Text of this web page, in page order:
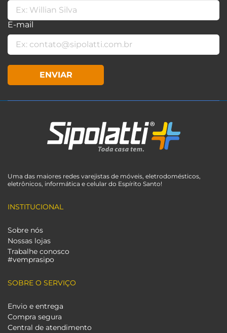
E-mail
ENVIAR
Uma das maiores redes varejistas de móveis, eletrodomésticos,
eletrônicos, informática e celular do Espírito Santo!
INSTITUCIONAL
Sobre nós
Nossas lojas
Trabalhe conosco
#vemprasipo
SOBRE O SERVIÇO
Envio e entrega
Compra segura
Central de atendimento